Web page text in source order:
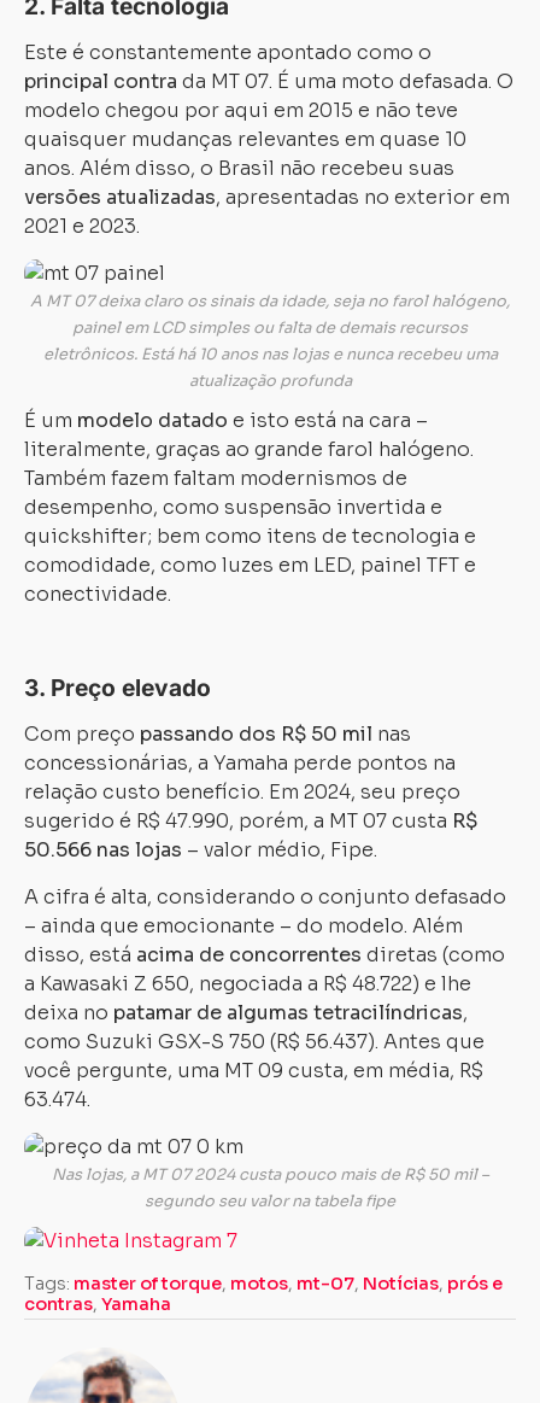
2. Falta tecnologia
Este é constantemente apontado como o
principal contra da MT 07. É uma moto defasada. O
modelo chegou por aqui em 2015 e não teve
quaisquer mudanças relevantes em quase 10
anos. Além disso, o Brasil não recebeu suas
versões atualizadas, apresentadas no exterior em
2021 e 2023.
A MT 07 deixa claro os sinais da idade, seja no farol halógeno,
painel em LCD simples ou falta de demais recursos
eletrônicos. Está há 10 anos nas lojas e nunca recebeu uma
atualização profunda
É um modelo datado e isto está na cara –
literalmente, graças ao grande farol halógeno.
Também fazem faltam modernismos de
desempenho, como suspensão invertida e
quickshifter; bem como itens de tecnologia e
comodidade, como luzes em LED, painel TFT e
conectividade.
3. Preço elevado
Com preço passando dos R$ 50 mil nas
concessionárias, a Yamaha perde pontos na
relação custo benefício. Em 2024, seu preço
sugerido é R$ 47.990, porém, a MT 07 custa R$
50.566 nas lojas – valor médio, Fipe.
A cifra é alta, considerando o conjunto defasado
– ainda que emocionante – do modelo. Além
disso, está acima de concorrentes diretas (como
a Kawasaki Z 650, negociada a R$ 48.722) e lhe
deixa no patamar de algumas tetracilíndricas,
como Suzuki GSX-S 750 (R$ 56.437). Antes que
você pergunte, uma MT 09 custa, em média, R$
63.474.
Nas lojas, a MT 07 2024 custa pouco mais de R$ 50 mil –
segundo seu valor na tabela fipe
Tags: master of torque, motos, mt-07, Notícias, prós e
contras, Yamaha